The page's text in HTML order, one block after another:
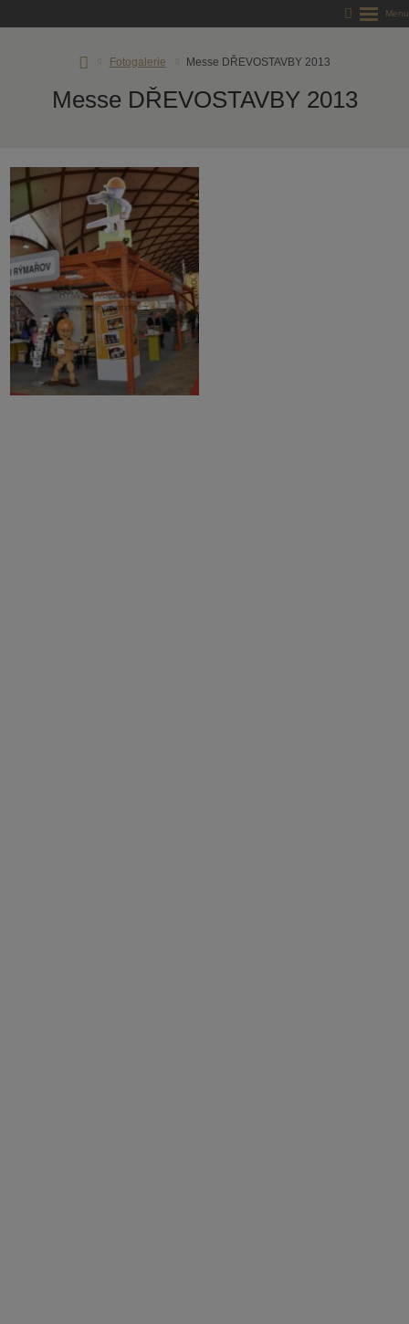
Fotogalerie Messe DŘEVOSTAVBY 2013
Messe DŘEVOSTAVBY 2013